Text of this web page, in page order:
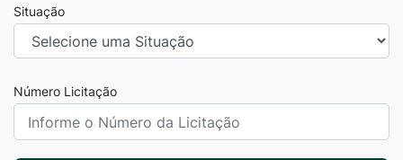
Situação
Número Licitação